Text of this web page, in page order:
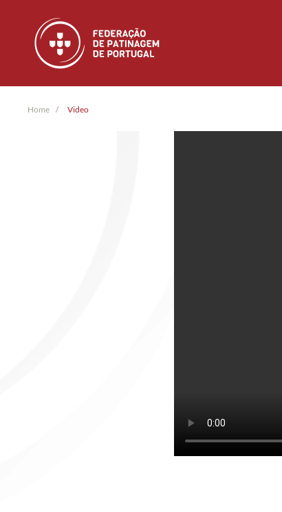
Skip to main content
Home Video